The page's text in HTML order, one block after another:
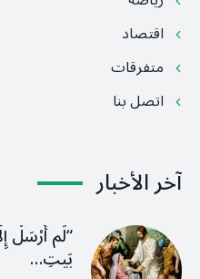
اقتصاد
متفرقات
اتصل بنا
آخر الأخبار
“لَم أُرْسَلْ
بَيتِ…